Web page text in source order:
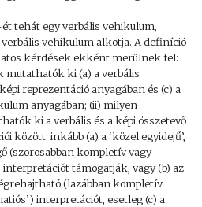
ét tehát egy verbális vehikulum,
vehikulum alkotja. A definíció
kérdések ekként merülnek fel:
mutathatók ki (a) a verbális
reprezentáció anyagában és (c) a
anyagában; (ii) milyen
ki a verbális és a képi összetevő
között: inkább (a) a ‘közel egyidejű’,
(szorosabban kompletív vagy
interpretációt támogatják, vagy (b) az
(lazábban kompletív
interpretációt, esetleg (c) a